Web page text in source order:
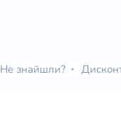
Не знайшли?